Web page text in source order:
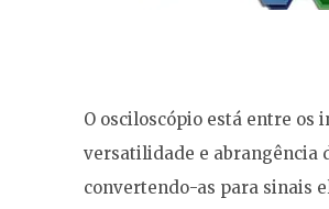
O osciloscópio está entre os
versatilidade e abrangência
convertendo-as para sinais